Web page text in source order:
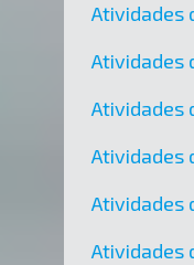
Atividades
Atividades
Atividades
Atividades
Atividades
Atividades